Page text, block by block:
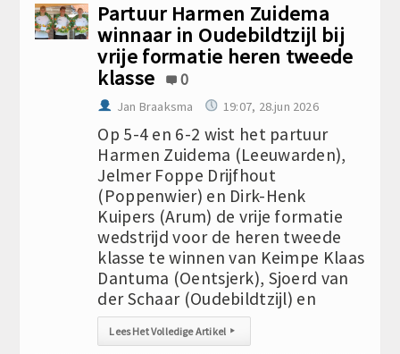
Partuur Harmen Zuidema
winnaar in Oudebildtzijl bij
vrije formatie heren tweede
klasse
0
Jan Braaksma 19:07, 28.jun 2026
Op 5-4 en 6-2 wist het partuur
Harmen Zuidema (Leeuwarden),
Jelmer Foppe Drijfhout
(Poppenwier) en Dirk-Henk
Kuipers (Arum) de vrije formatie
wedstrijd voor de heren tweede
klasse te winnen van Keimpe Klaas
Dantuma (Oentsjerk), Sjoerd van
der Schaar (Oudebildtzijl) en
Lees Het Volledige Artikel ▸